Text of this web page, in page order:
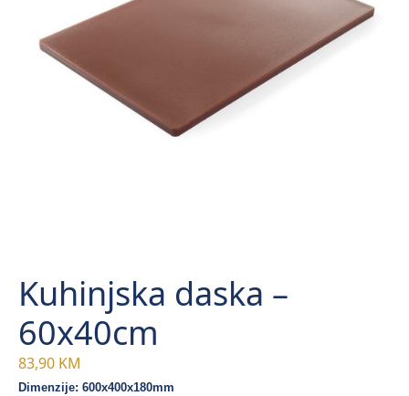
Kuhinjska daska –
60x40cm
83,90 KM
Dimenzije: 600x400x180mm